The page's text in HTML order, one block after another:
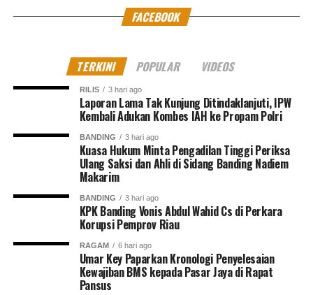
FACEBOOK
TERKINI POPULAR VIDEOS
RILIS 3 hari ago
Laporan Lama Tak Kunjung Ditindaklanjuti, IPW
Kembali Adukan Kombes IAH ke Propam Polri
BANDING 3 hari ago
Kuasa Hukum Minta Pengadilan Tinggi Periksa
Ulang Saksi dan Ahli di Sidang Banding Nadiem
Makarim
BANDING 3 hari ago
KPK Banding Vonis Abdul Wahid Cs di Perkara
Korupsi Pemprov Riau
RAGAM 6 hari ago
Umar Key Paparkan Kronologi Penyelesaian
Kewajiban BMS kepada Pasar Jaya di Rapat
Pansus